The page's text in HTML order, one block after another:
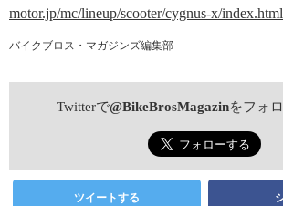
motor.jp/mc/lineup/scooter/cygnus-x/index.html
バイクブロス・マガジンズ編集部
Twitterで@BikeBrosMagazinをフォ
ツイートする